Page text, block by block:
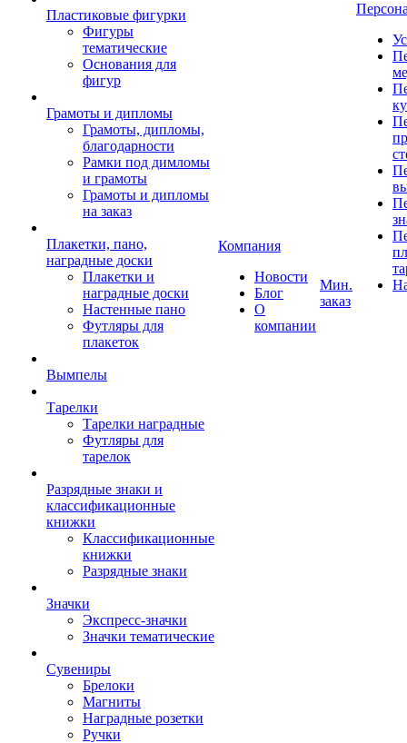
Пластиковые фигурки
Фигуры
тематические
Основания для
фигур
Грамоты и дипломы
Грамоты, дипломы,
благодарности
Рамки под димломы
и грамоты
Грамоты и дипломы
на заказ
Плакетки, пано,
наградные доски
Плакетки и
наградные доски
Настенные пано
Футляры для
плакеток
Вымпелы
Тарелки
Тарелки наградные
Футляры для
тарелок
Разрядные знаки и
классификационные
книжки
Классификационные
книжки
Разрядные знаки
Значки
Экспресс-значки
Значки тематические
Сувениры
Брелоки
Магниты
Наградные розетки
Ручки
Компания
Новости
Блог
О
компании
Мин.
заказ